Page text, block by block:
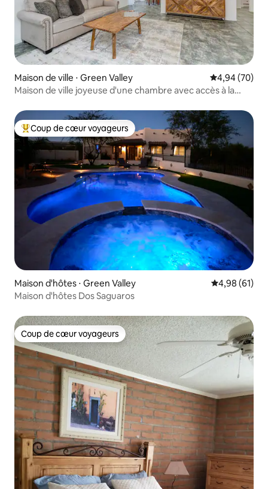
Maison de ville ⋅ Green Valley Évaluation
4,94 (70)
Maison de ville joyeuse d'une chambre avec accès à la
Coups de cœur voyageurs les plus appréciés
Coup de cœur voyageurs
Maison d'hôtes ⋅ Green Valley Évaluation
4,98 (61)
Maison d'hôtes Dos Saguaros
Coup de cœur voyageurs
Coup de cœur voyageurs